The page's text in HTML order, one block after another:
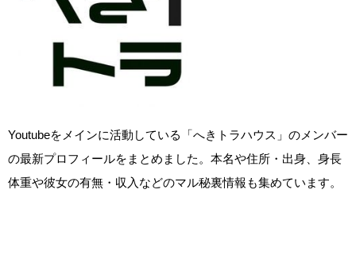
Youtubeをメインに活動している「へきトラハウス」のメンバー
の最新プロフィールをまとめました。本名や住所・出身、身長
体重や彼女の有無・収入などのマル秘裏情報も集めています。